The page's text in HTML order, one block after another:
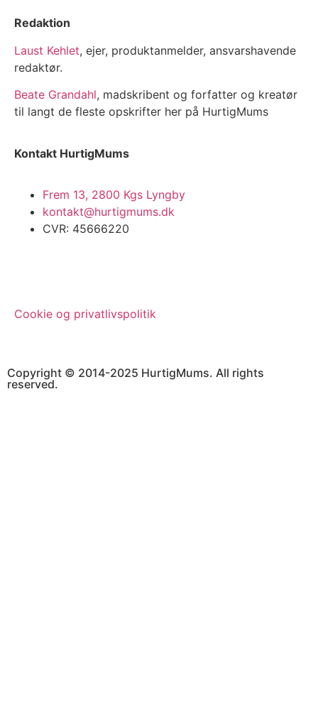
Redaktion
Laust Kehlet, ejer, produktanmelder, ansvarshavende
redaktør.
Beate Grandahl, madskribent og forfatter og kreatør
til langt de fleste opskrifter her på HurtigMums
Kontakt HurtigMums
Frem 13, 2800 Kgs Lyngby
kontakt@hurtigmums.dk
CVR: 45666220
Cookie og privatlivspolitik
Copyright © 2014-2025 HurtigMums. All rights
reserved.